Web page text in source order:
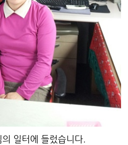
일터에 들렀습니다.